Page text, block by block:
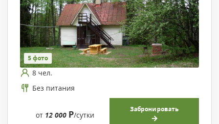
5 фото
8 чел.
Без питания
от 12 000 Р/сутки
Забронировать